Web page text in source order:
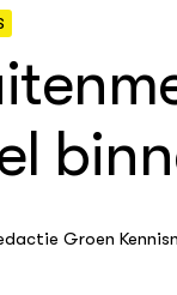
Wageningen
Groen